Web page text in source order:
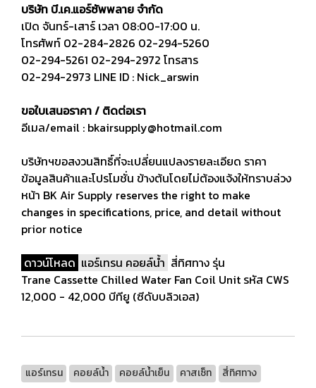
บริษัท บี.เค.แอร์ซัพพลาย จำกัด
เปิด จันทร์-เสาร์ เวลา 08:00-17:00 น.
โทรศัพท์ 02-284-2826 02-294-5260
02-294-5261 02-294-2972 โทรสาร
02-294-2973 LINE ID : Nick_arswin
ขอใบเสนอราคา / ติดต่อเรา
อีเมล/email : bkairsupply@hotmail.com
บริษัทฯขอสงวนสิทธิ์ที่จะเปลี่ยนแปลงรายละเอียด ราคา
ข้อมูลสินค้าและโปรโมชั่น ข้างต้นโดยไม่ต้องแจ้งให้ทราบล่วง
หน้า BK Air Supply reserves the right to make
changes in specifications, price, and detail without
prior notice
ดาวน์โหลด แอร์เทรน คอยล์น้ำ สี่ทิศทาง รุ่น
Trane Cassette Chilled Water Fan Coil Unit รหัส CWS
12,000 - 42,000 บีทียู (ซีดับบลิวเอส)
แอร์เทรน คอยล์นํ้า คอยล์นํ้าเย็น คาสเซ็ท
สี่ทิศทาง